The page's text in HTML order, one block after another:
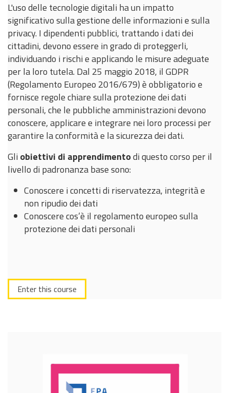
L'uso delle tecnologie digitali ha un impatto
significativo sulla gestione delle informazioni e sulla
privacy. I dipendenti pubblici, trattando i dati dei
cittadini, devono essere in grado di proteggerli,
individuando i rischi e applicando le misure adeguate
per la loro tutela. Dal 25 maggio 2018, il GDPR
(Regolamento Europeo 2016/679) è obbligatorio e
fornisce regole chiare sulla protezione dei dati
personali, che le pubbliche amministrazioni devono
conoscere, applicare e integrare nei loro processi per
garantire la conformità e la sicurezza dei dati.
Gli obiettivi di apprendimentodi questo corso per il
livello di padronanza base sono:
Conoscere i concetti di riservatezza, integrità e
non ripudio dei dati
Conoscere cos’è il regolamento europeo sulla
protezione dei dati personali
Enter this course